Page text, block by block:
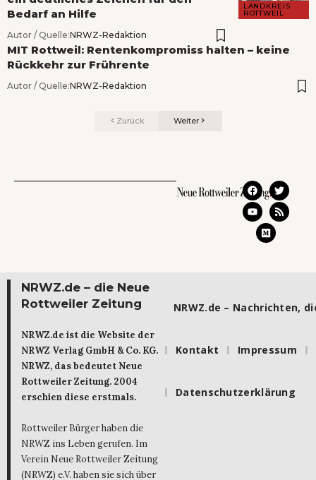
LANDKREIS
ROTTWEIL
Bedarf an Hilfe
Autor / Quelle:NRWZ-Redaktion
MIT Rottweil: Rentenkompromiss halten – keine
Rückkehr zur Frührente
Autor / Quelle:NRWZ-Redaktion
Zurück Weiter
NRWZ.de – die Neue
Rottweiler Zeitung
NRWZ.de ist die Website der
NRWZ Verlag GmbH & Co. KG.
NRWZ, das bedeutet Neue
Rottweiler Zeitung. 2004
erschien diese erstmals.
Rottweiler Bürger haben die
NRWZ ins Leben gerufen. Im
Verein Neue Rottweiler Zeitung
(NRWZ) e.V. haben sie sich über
NRWZ.de – Nachrichten,
Kontakt Impressum
Datenschutzerklärung